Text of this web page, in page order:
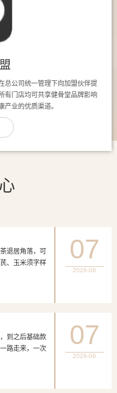
总公司统一管理下向加盟伙伴提
有门店均可共享健骨堂品牌影响
产业的优质渠道。
退居角落，可
、玉米须字样
07
2026-08
之后基础款
路走来，一次
07
2026-08